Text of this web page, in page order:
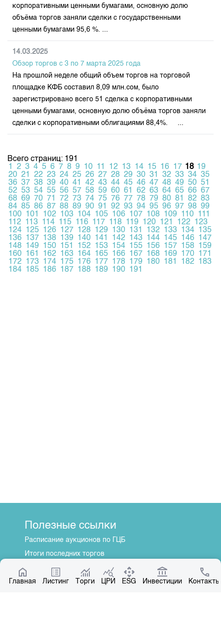
Главная Листинг Торги ЦРИ ESG Инвестиции Контакты
корпоративными ценными бумагами, основную долю
объёма торгов заняли сделки с государственными
ценными бумагами 95,6 %. ...
14.03.2025
Обзор торгов с 3 по 7 марта 2025 года
На прошлой неделе общий объем торгов на торговой
площадке КФБ составил 8,09 млн.сом, было
зарегистрировано всего 51 сделка с корпоративными
ценными бумагами, основную долю объёма торгов заняли
сделки с корпоративными облигациями 88,4%. ...
Всего страниц: 191
1
2 3 4 5 6 7 8 9 10 11 12 13 14 15 16 17 18 19
20 21 22 23 24 25 26 27 28 29 30 31 32 33 34 35
36 37 38 39 40 41 42 43 44 45 46 47 48 49 50 51
52 53 54 55 56 57 58 59 60 61 62 63 64 65 66 67
68 69 70 71 72 73 74 75 76 77 78 79 80 81 82 83
84 85 86 87 88 89 90 91 92 93 94 95 96 97 98 99
100 101 102 103 104 105 106 107 108 109 110 111
112 113 114 115 116 117 118 119 120 121 122 123
124 125 126 127 128 129 130 131 132 133 134 135
136 137 138 139 140 141 142 143 144 145 146 147
148 149 150 151 152 153 154 155 156 157 158 159
160 161 162 163 164 165 166 167 168 169 170 171
172 173 174 175 176 177 178 179 180 181 182 183
184 185 186 187 188 189 190 191
Полезные ссылки
Расписание аукционов по ГЦБ
Итоги последних торгов
Котировки по ЦБ
Центр раскрытия информации